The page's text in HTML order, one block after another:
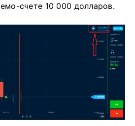
счете 10 000 долларов.